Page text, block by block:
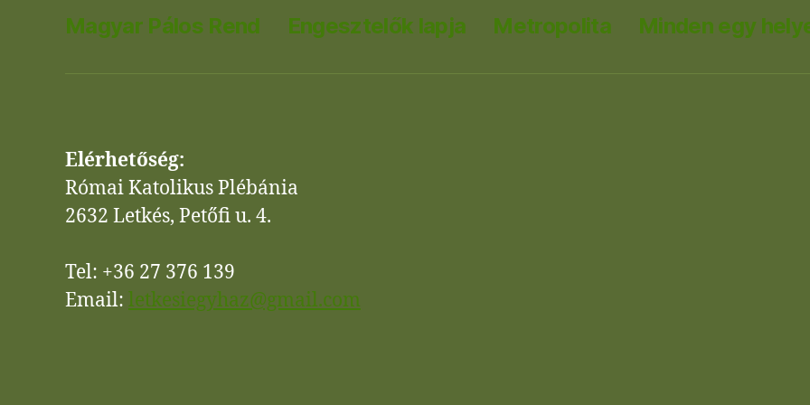
Magyar Pálos Rend Engesztelők lapja Metropolita Minden egy
Elérhetőség:
Római Katolikus Plébánia
2632 Letkés, Petőfi u. 4.
Tel: +36 27 376 139
Email: letkesiegyhaz@gmail.com